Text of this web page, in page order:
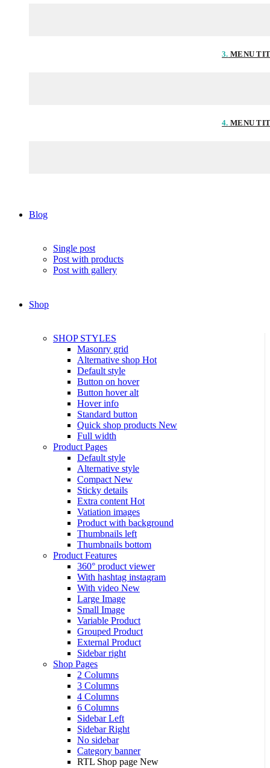
3. MENU
4. MENU
Blog
Single post
Post with products
Post with gallery
Shop
SHOP STYLES
Masonry grid
Alternative shop Hot
Default style
Button on hover
Button hover alt
Hover info
Standard button
Quick shop products New
Full width
Product Pages
Default style
Alternative style
Compact New
Sticky details
Extra content Hot
Vatiation images
Product with background
Thumbnails left
Thumbnails bottom
Product Features
360° product viewer
With hashtag instagram
With video New
Large Image
Small Image
Variable Product
Grouped Product
External Product
Sidebar right
Shop Pages
2 Columns
3 Columns
4 Columns
6 Columns
Sidebar Left
Sidebar Right
No sidebar
Category banner
RTL Shop page New